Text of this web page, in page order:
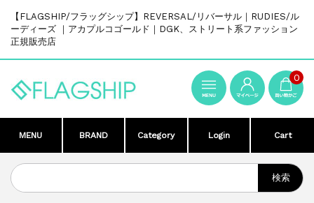
【FLAGSHIP/フラッグシップ】REVERSAL/リバーサル｜RUDIES/ル
ーディーズ ｜アカプルコゴールド｜DGK、ストリート系ファッション
正規販売店
0
MENU BRAND Category Login Cart